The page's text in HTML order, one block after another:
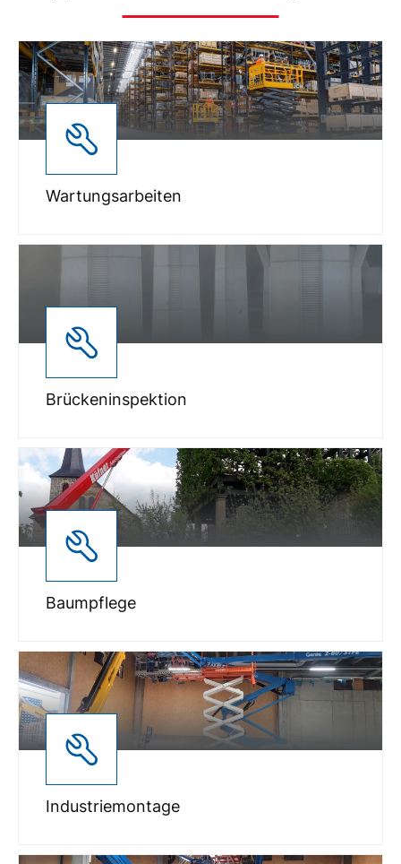
Wartungsarbeiten
Brückeninspektion
Baumpflege
Industriemontage